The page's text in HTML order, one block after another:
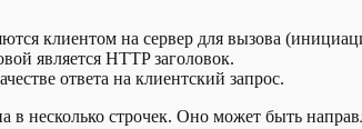
клиентом на сервер для вызова
является HTTP заголовок.
ответа на клиентский запрос.
несколько строчек. Оно может быть